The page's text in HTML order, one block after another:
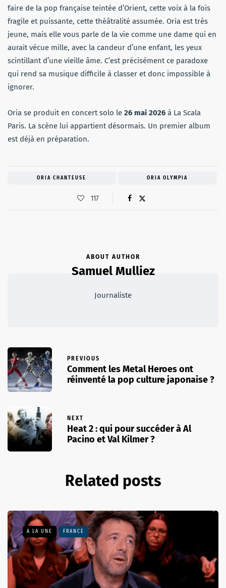
faire de la pop française teintée d’Orient, cette voix à la fois
fragile et puissante, cette théâtralité assumée. Oria est très
jeune, mais elle vous parle de la vie comme une dame qui en
aurait vécue mille, avec la candeur d’une enfant, les yeux
scintillant d’une vieille âme. C’est précisément ce paradoxe
qui rend sa musique difficile à classer et donc impossible à
ignorer.
Oria se produit en concert solo le 26 mai 2026 à La Scala
Paris. La scène lui appartient désormais. Un premier album
est déjà en préparation.
ORIA CHANTEUSE ORIA OLYMPIA
117
ABOUT AUTHOR
Samuel Mulliez
Journaliste
PREVIOUS
Comment les Metal Heroes ont
réinventé la pop culture japonaise ?
NEXT
Heat 2 : qui pour succéder à Al
Pacino et Val Kilmer ?
Related posts
A LA UNE FRANCE